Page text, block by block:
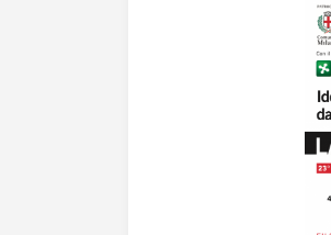
Bottega del Vittoriale
Orari di apertura e